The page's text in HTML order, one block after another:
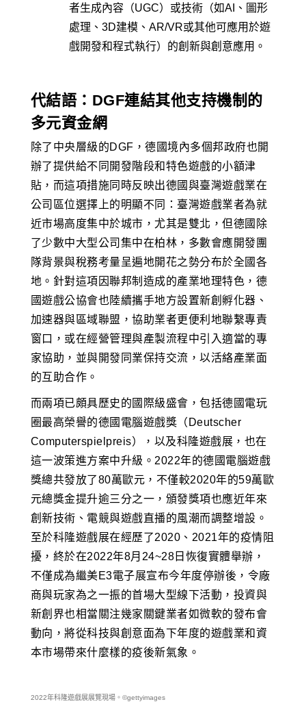
者生成內容（UGC）或技術（如AI、圖形
處理、3D建模、AR/VR或其他可應用於遊
戲開發和程式執行）的創新與創意應用。
代結語：DGF連結其他支持機制的
多元資金網
除了中央層級的DGF，德國境內多個邦政府也開
辦了提供給不同開發階段和特色遊戲的小額津
貼，而這項措施同時反映出德國與臺灣遊戲業在
公司區位選擇上的明顯不同：臺灣遊戲業者為就
近市場高度集中於城市，尤其是雙北，但德國除
了少數中大型公司集中在柏林，多數會應開發團
隊背景與稅務考量呈遍地開花之勢分布於全國各
地。針對這項因聯邦制造成的產業地理特色，德
國遊戲公協會也陸續攜手地方設置新創孵化器、
加速器與區域聯盟，協助業者更便利地聯繫專責
窗口，或在經營管理與產製流程中引入適當的專
家協助，並與開發同業保持交流，以活絡產業面
的互助合作。
而兩項已頗具歷史的國際級盛會，包括德國電玩
圈最高榮譽的德國電腦遊戲獎（Deutscher
Computerspielpreis），以及科隆遊戲展，也在
這一波策進方案中升級。2022年的德國電腦遊戲
獎總共發放了80萬歐元，不僅較2020年的59萬歐
元總獎金提升逾三分之一，頒發獎項也應近年來
創新技術、電競與遊戲直播的風潮而調整增設。
至於科隆遊戲展在經歷了2020、2021年的疫情阻
擾，終於在2022年8月24~28日恢復實體舉辦，
不僅成為繼美E3電子展宣布今年度停辦後，令廠
商與玩家為之一振的首場大型線下活動，投資與
新創界也相當關注幾家關鍵業者如微軟的發布會
動向，將從科技與創意面為下年度的遊戲業和資
本市場帶來什麼樣的疫後新氣象。
2022年科隆遊戲展展覽現場。©gettyimages